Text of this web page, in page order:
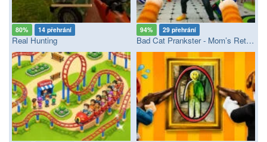
80% 14 přehrání
Real Hunting
94% 29 přehrání
Bad Cat Prankster - Mom’s Return